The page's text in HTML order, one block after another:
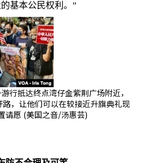
基本公民权利。”
行抵达终点湾仔金紫荆广场附近，
，让他们可以在较接近升旗典礼现
请愿 (美国之音/汤惠芸)